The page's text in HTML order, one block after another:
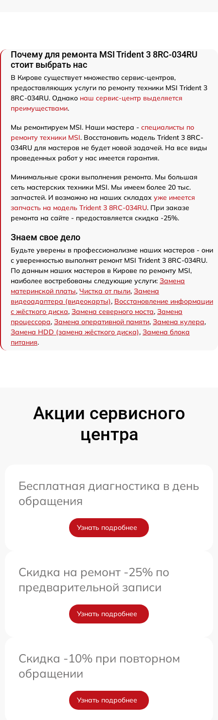
Почему для ремонта MSI Trident 3 8RC-034RU
стоит выбрать нас
В Кирове существует множество сервис-центров,
предоставляющих услуги по ремонту техники MSI Trident 3
8RC-034RU. Однако наш сервис-центр выделяется
преимуществами.
Мы ремонтируем MSI. Наши мастера - специалисты по
ремонту техники MSI. Восстановить модель Trident 3 8RC-
034RU для мастеров не будет новой задачей. На все виды
проведенных работ у нас имеется гарантия.
Минимальные сроки выполнения ремонта. Мы большая
сеть мастерских техники MSI. Мы имеем более 20 тыс.
запчастей. И возможно на наших складах уже имеется
запчасть на модель Trident 3 8RC-034RU. При заказе
ремонта на сайте - предоставляется скидка -25%.
Знаем свое дело
Будьте уверены в профессионализме наших мастеров - они
с уверенностью выполнят ремонт MSI Trident 3 8RC-034RU.
По данным наших мастеров в Кирове по ремонту MSI,
наиболее востребованы следующие услуги: Замена
материнской платы, Чистка от пыли, Замена
видеоадаптера (видеокарты), Восстановление информации
с жёсткого диска, Замена северного моста, Замена
процессора, Замена оперативной памяти, Замена кулера,
Замена HDD (замена жёсткого диска), Замена блока
питания.
Акции сервисного
центра
Бесплатная диагностика в день
обращения
Узнать подробнее
Скидка на ремонт -25% по
предварительной записи
Узнать подробнее
Скидка -10% при повторном
обращении
Узнать подробнее